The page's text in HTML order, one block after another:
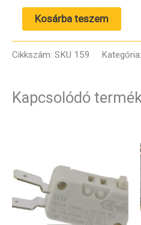
Panel
19
mennyiség
Kosárba teszem
Cikkszám: SKU 159 Kategória:
Kapcsolódó